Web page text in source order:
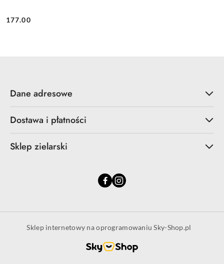
Cena:
177.00
Dane adresowe
Dostawa i płatności
Sklep zielarski
Sklep internetowy na oprogramowaniu Sky-Shop.pl